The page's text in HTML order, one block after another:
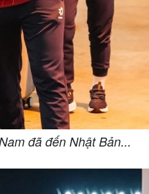
đã đến Nhật Bản...